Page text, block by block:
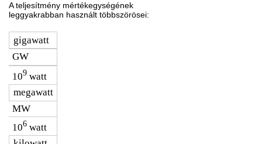
A teljesítmény mértékegységének
leggyakrabban használt többszörösei:
gigawatt
GW
109 watt
megawatt
MW
106 watt